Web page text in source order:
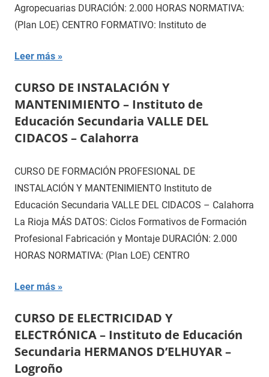
Agropecuarias DURACIÓN: 2.000 HORAS NORMATIVA:
(Plan LOE) CENTRO FORMATIVO: Instituto de
Leer más
CURSO DE INSTALACIÓN Y
MANTENIMIENTO – Instituto de
Educación Secundaria VALLE DEL
CIDACOS – Calahorra
CURSO DE FORMACIÓN PROFESIONAL DE
INSTALACIÓN Y MANTENIMIENTO Instituto de
Educación Secundaria VALLE DEL CIDACOS – Calahorra
La Rioja MÁS DATOS: Ciclos Formativos de Formación
Profesional Fabricación y Montaje DURACIÓN: 2.000
HORAS NORMATIVA: (Plan LOE) CENTRO
Leer más
CURSO DE ELECTRICIDAD Y
ELECTRÓNICA – Instituto de Educación
Secundaria HERMANOS D’ELHUYAR –
Logroño